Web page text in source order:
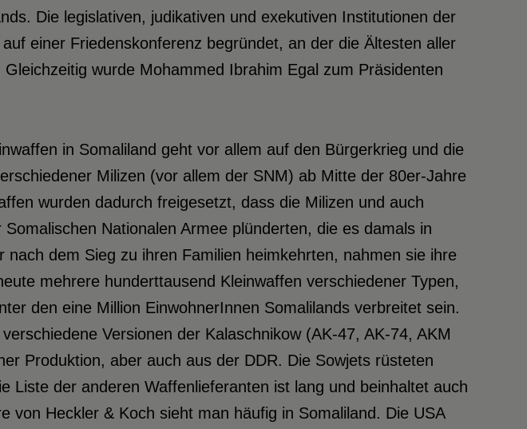
Die legislativen, judikativen und exekutiven Institutionen der
einer Friedenskonferenz begründet, an der die Ältesten aller
wurde Mohammed Ibrahim Egal zum Präsidenten
in Somaliland geht vor allem auf den Bürgerkrieg und die
Milizen (vor allem der SNM) ab Mitte der 80er-Jahre
wurden dadurch freigesetzt, dass die Milizen und auch
Nationalen Armee plünderten, die es damals in
nach dem Sieg zu ihren Familien heimkehrten, nahmen sie ihre
mehrere hunderttausend Kleinwaffen verschiedener Typen,
den eine Million EinwohnerInnen Somalilands verbreitet sein.
Versionen der Kalaschnikow (AK-47, AK-74, AKM
Produktion, aber auch aus der DDR. Die Sowjets rüsteten
Liste der anderen Waffenlieferanten ist lang und beinhaltet auch
von Heckler & Koch sieht man häufig in Somaliland. Die USA